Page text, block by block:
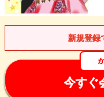
新規登録
今すぐ